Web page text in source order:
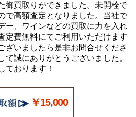
御買取りができました。未開栓で
で高額査定となりました。当社で
ー、ワインなどの買取に力を入れ
定費無料にてご利用いただけます
ざいましたら是非お問合せくださ
て誠にありがとうございました。
ております！
￥15,000